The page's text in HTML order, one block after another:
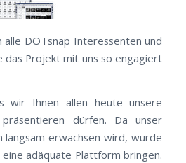
alle DOTsnap Interessenten und
das Projekt mit uns so engagiert
wir Ihnen allen heute unsere
dürfen. Da unser
langsam erwachsen wird, wurde
adäquate Plattform bringen.